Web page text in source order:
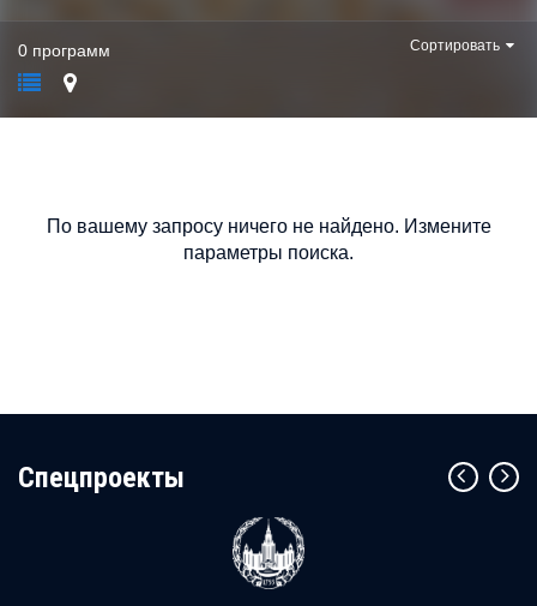
0 программ Сортировать
По вашему запросу ничего не найдено. Измените
параметры поиска.
Cпецпроекты